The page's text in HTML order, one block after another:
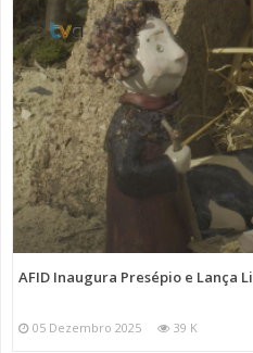
AFID Inaugura Presépio e Lança
05 Dezembro 2025 39 K